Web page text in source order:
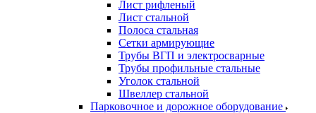
Лист рифленый
Лист стальной
Полоса стальная
Сетки армирующие
Трубы ВГП и электросварные
Трубы профильные стальные
Уголок стальной
Швеллер стальной
Парковочное и дорожное оборудование